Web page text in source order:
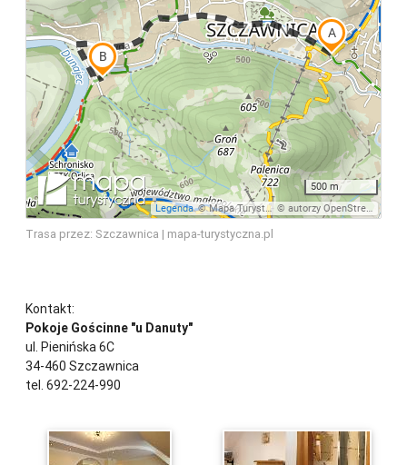
Trasa przez: Szczawnica | mapa-turystyczna.pl
Kontakt:
Pokoje Gościnne "u Danuty"
ul. Pienińska 6C
34-460 Szczawnica
tel. 692-224-990